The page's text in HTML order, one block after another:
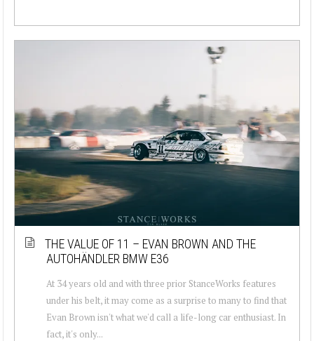
THE VALUE OF 11 – EVAN BROWN AND THE
AUTOHÄNDLER BMW E36
At 34 years old and with three prior StanceWorks features
under his belt, it may come as a surprise to many to find that
Evan Brown isn't what we'd call a life-long car enthusiast. In
fact, it's only...